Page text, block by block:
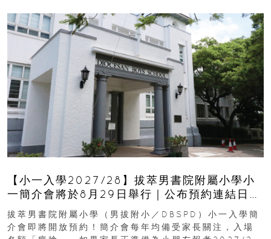
【小一入學2027/28】拔萃男書院附屬小學小
一簡介會將於8月29日舉行｜公布預約連結日期
｜更設有網上重溫
拔萃男書院附屬小學（男拔附小／DBSPD）小一入學簡
介會即將開放預約！簡介會每年均備受家長關注，入場